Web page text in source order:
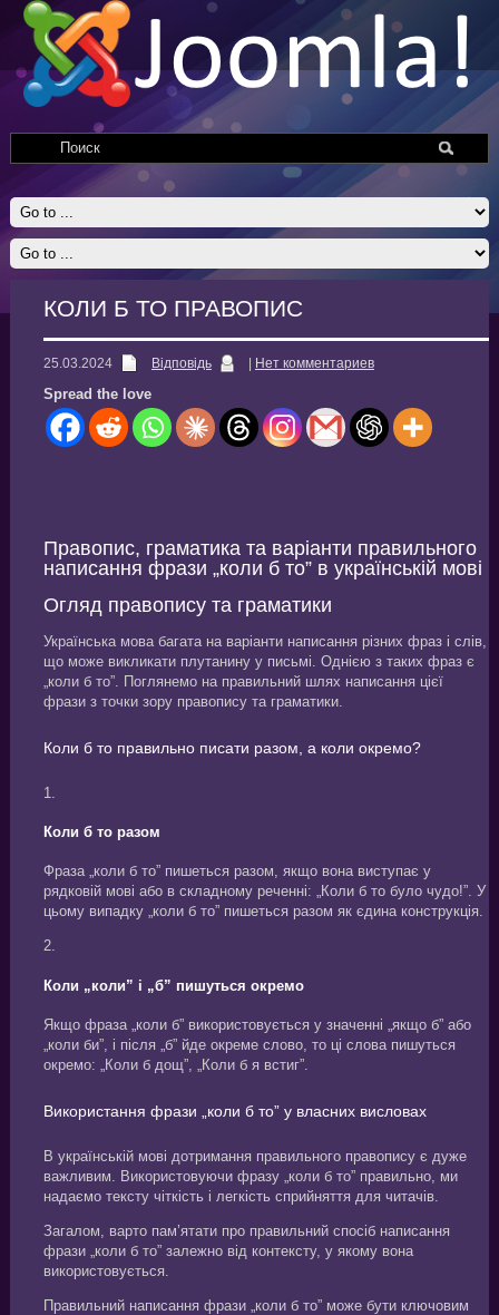
КОЛИ Б ТО ПРАВОПИС
25.03.2024 Відповідь Нет комментариев
Spread the love
Правопис, граматика та варіанти правильного
написання фрази „коли б то” в українській мові
Огляд правопису та граматики
Українська мова багата на варіанти написання різних фраз і слів,
що може викликати плутанину у письмі. Однією з таких фраз є
„коли б то”. Поглянемо на правильний шлях написання цієї
фрази з точки зору правопису та граматики.
Коли б то правильно писати разом, а коли окремо?
1.
Коли б то разом
Фраза „коли б то” пишеться разом, якщо вона виступає у
рядковій мові або в складному реченні: „Коли б то було чудо!”. У
цьому випадку „коли б то” пишеться разом як єдина конструкція.
2.
Коли „коли” і „б” пишуться окремо
Якщо фраза „коли б” використовується у значенні „якщо б” або
„коли би”, і після „б” йде окреме слово, то ці слова пишуться
окремо: „Коли б дощ”, „Коли б я встиг”.
Використання фрази „коли б то” у власних висловах
В українській мові дотримання правильного правопису є дуже
важливим. Використовуючи фразу „коли б то” правильно, ми
надаємо тексту чіткість і легкість сприйняття для читачів.
Загалом, варто пам’ятати про правильний спосіб написання
фрази „коли б то” залежно від контексту, у якому вона
використовується.
Правильний написання фрази „коли б то” може бути ключовим